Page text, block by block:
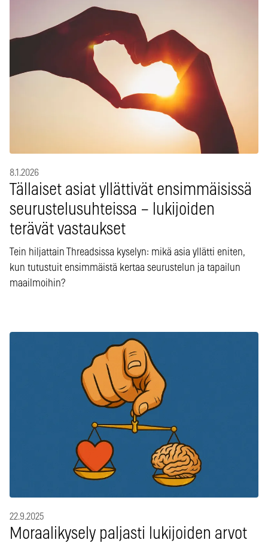
8.1.2026
Tällaiset asiat yllättivät ensimmäisissä
seurustelusuhteissa – lukijoiden
terävät vastaukset
Tein hiljattain Threadsissa kyselyn: mikä asia yllätti eniten,
kun tutustuit ensimmäistä kertaa seurustelun ja tapailun
maailmoihin?
22.9.2025
Moraalikysely paljasti lukijoiden arvot